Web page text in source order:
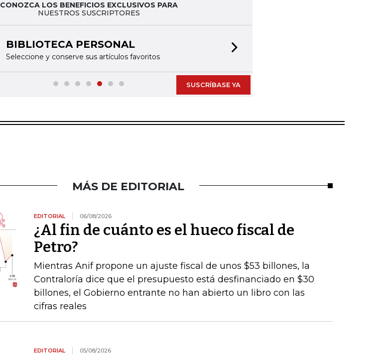
CONOZCA LOS BENEFICIOS EXCLUSIVOS PARA
NUESTROS SUSCRIPTORES
BIBLIOTECA PERSONAL
Seleccione y conserve sus artículos favoritos
SUSCRÍBASE YA
MÁS DE EDITORIAL
EDITORIAL 06/08/2026
¿Al fin de cuánto es el hueco fiscal de
Petro?
Mientras Anif propone un ajuste fiscal de unos $53 billones, la
Contraloría dice que el presupuesto está desfinanciado en $30
billones, el Gobierno entrante no han abierto un libro con las
cifras reales
EDITORIAL 05/08/2026